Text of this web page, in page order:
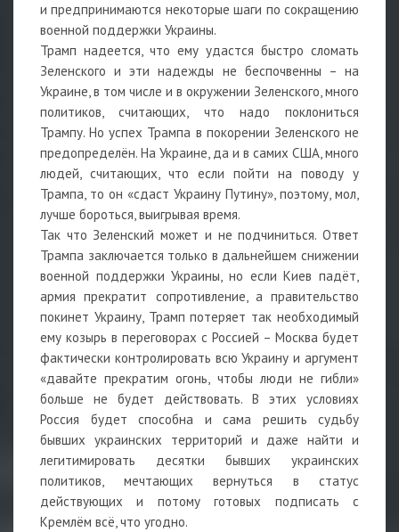
и предпринимаются некоторые шаги по сокращению
военной поддержки Украины.
Трамп надеется, что ему удастся быстро сломать
Зеленского и эти надежды не беспочвенны – на
Украине, в том числе и в окружении Зеленского, много
политиков, считающих, что надо поклониться
Трампу. Но успех Трампа в покорении Зеленского не
предопределён. На Украине, да и в самих США, много
людей, считающих, что если пойти на поводу у
Трампа, то он «сдаст Украину Путину», поэтому, мол,
лучше бороться, выигрывая время.
Так что Зеленский может и не подчиниться. Ответ
Трампа заключается только в дальнейшем снижении
военной поддержки Украины, но если Киев падёт,
армия прекратит сопротивление, а правительство
покинет Украину, Трамп потеряет так необходимый
ему козырь в переговорах с Россией – Москва будет
фактически контролировать всю Украину и аргумент
«давайте прекратим огонь, чтобы люди не гибли»
больше не будет действовать. В этих условиях
Россия будет способна и сама решить судьбу
бывших украинских территорий и даже найти и
легитимировать десятки бывших украинских
политиков, мечтающих вернуться в статус
действующих и потому готовых подписать с
Кремлём всё, что угодно.